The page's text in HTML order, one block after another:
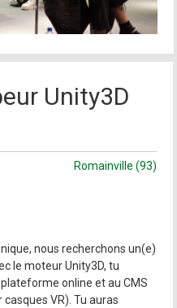
Unity3D
Romainville (93)
nous recherchons un(e)
le moteur Unity3D, tu
online et au CMS
VR). Tu auras